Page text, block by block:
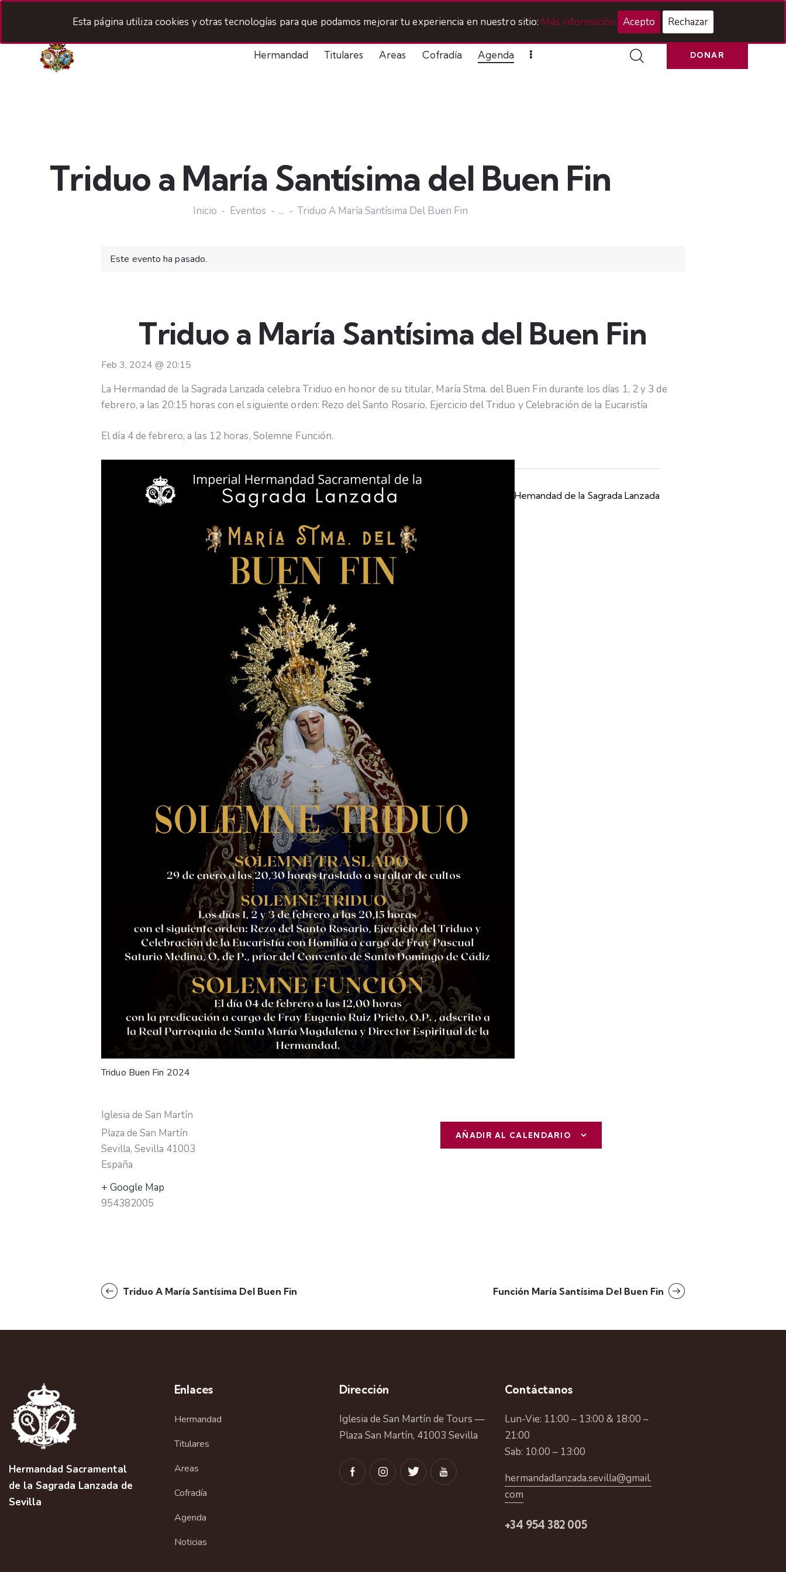
Acceso Hermanos
Hermandad Titulares Areas Cofradía Agenda DONAR
Triduo a María Santísima del Buen Fin
Inicio Eventos ... Triduo A María Santísima Del Buen Fin
Este evento ha pasado.
Triduo a María Santísima del Buen Fin
Feb 3, 2024 @ 20:15
La Hermandad de la Sagrada Lanzada celebra Triduo en honor de su titular, María Stma. del Buen Fin durante los días 1, 2 y 3 de
febrero, a las 20:15 horas con el siguiente orden: Rezo del Santo Rosario, Ejercicio del Triduo y Celebración de la Eucaristía
El día 4 de febrero, a las 12 horas, Solemne Función.
Triduo Buen Fin 2024
Hemandad de la Sagrada Lanzada
Iglesia de San Martín
Plaza de San Martín
Sevilla, Sevilla 41003
España
+ Google Map
954382005
AÑADIR AL CALENDARIO
N
v
ó
n
Triduo A María Santísima Del Buen Fin Función María Santísima Del Buen Fin
Hermandad Sacramental
de la Sagrada Lanzada de
Sevilla
Enlaces
Hermandad
Titulares
Areas
Cofradía
Agenda
Noticias
Dirección
Iglesia de San Martín de Tours —
Plaza San Martín, 41003 Sevilla
Contáctanos
Lun-Vie: 11:00 – 13:00 & 18:00 –
21:00
Sab: 10:00 – 13:00
hermandadlanzada.sevilla@gmail.
com
+34 954 382 005
Esta página utiliza cookies y otras tecnologías para que podamos mejorar tu experiencia en nuestro sitio: Más información. Acepto Rechazar